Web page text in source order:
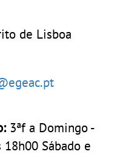
de Lisboa
3ªf a Domingo -
Sábado e